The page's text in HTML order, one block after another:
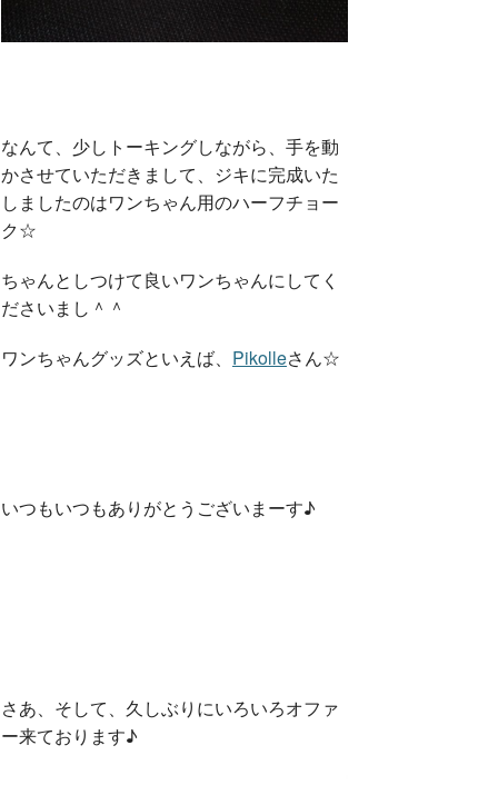
なんて、少しトーキングしながら、手を動
かさせていただきまして、ジキに完成いた
しましたのはワンちゃん用のハーフチョー
ク☆
ちゃんとしつけて良いワンちゃんにしてく
ださいまし＾＾
ワンちゃんグッズといえば、 Pikolleさん☆
いつもいつもありがとうございまーす♪
さあ、そして、久しぶりにいろいろオファ
ー来ております♪